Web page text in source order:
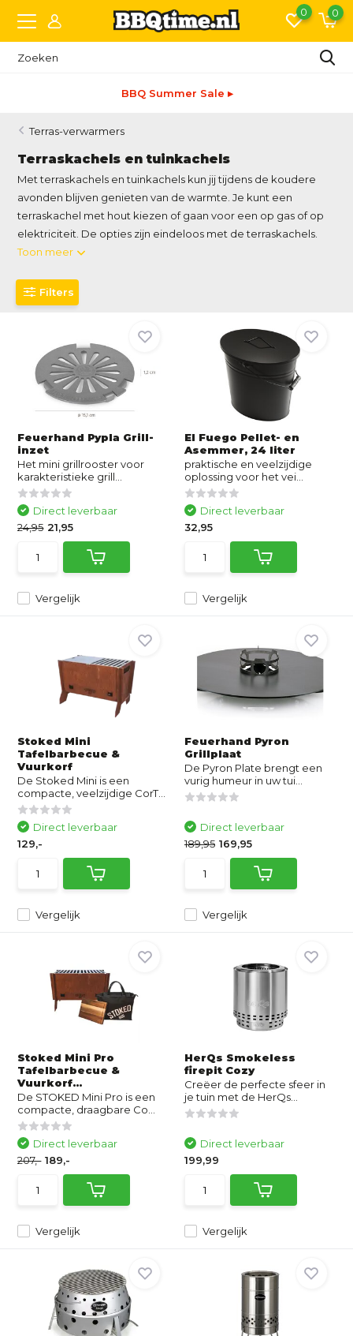
0 0
Snelle levering
Terras-verwarmers
Terraskachels en tuinkachels
Met terraskachels en tuinkachels kun jij tijdens de koudere
avonden blijven genieten van de warmte. Je kunt een
terraskachel met hout kiezen of gaan voor een op gas of op
elektriciteit. De opties zijn eindeloos met de terraskachels.
Toon meer
Filters
Feuerhand Pypla Grill-
inzet
Het mini grillrooster voor
karakteristieke grill...
Vergelijk
Direct leverbaar
24,95 21,95
El Fuego Pellet- en
Asemmer, 24 liter
praktische en veelzijdige
oplossing voor het vei...
Vergelijk
Direct leverbaar
32,95
Stoked Mini
Tafelbarbecue &
Vuurkorf
De Stoked Mini is een
compacte, veelzijdige CorT...
Vergelijk
Direct leverbaar
129,-
Feuerhand Pyron
Grillplaat
De Pyron Plate brengt een
vurig humeur in uw tui...
Vergelijk
Direct leverbaar
189,95 169,95
Stoked Mini Pro
Tafelbarbecue &
Vuurkorf...
De STOKED Mini Pro is een
compacte, draagbare Co...
Vergelijk
Direct leverbaar
207,- 189,-
HerQs Smokeless
firepit Cozy
Creëer de perfecte sfeer in
je tuin met de HerQs...
Vergelijk
Direct leverbaar
199,99